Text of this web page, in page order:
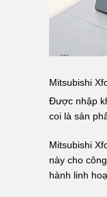
Mitsubishi
Được nhập
coi là sản
Mitsubishi
này cho
hành linh